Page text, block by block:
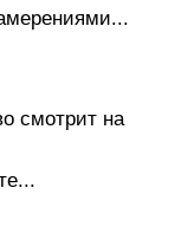
смотрит на